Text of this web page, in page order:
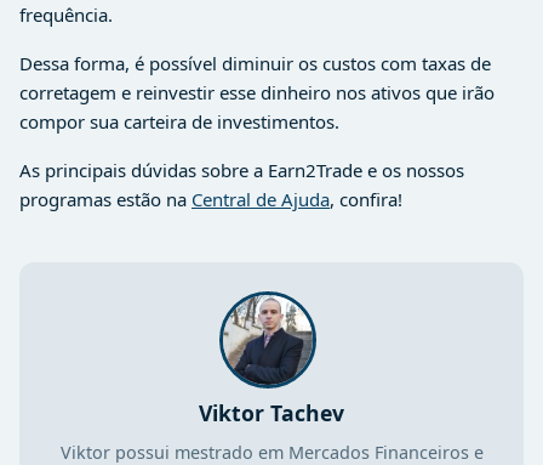
frequência.
Dessa forma, é possível diminuir os custos com taxas de
corretagem e reinvestir esse dinheiro nos ativos que irão
compor sua carteira de investimentos.
As principais dúvidas sobre a Earn2Trade e os nossos
programas estão na Central de Ajuda, confira!
Viktor Tachev
Viktor possui mestrado em Mercados Financeiros e